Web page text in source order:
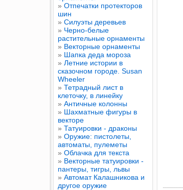
» Отпечатки протекторов
шин
» Силуэты деревьев
» Черно-белые
растительные орнаменты
» Векторные орнаменты
» Шапка деда мороза
» Летние истории в
сказочном городе. Susan
Wheeler
» Тетрадный лист в
клеточку, в линейку
» Античные колонны
» Шахматные фигуры в
векторе
» Татуировки - драконы
» Оружие: пистолеты,
автоматы, пулеметы
» Облачка для текста
» Векторные татуировки -
пантеры, тигры, львы
» Автомат Калашникова и
другое оружие